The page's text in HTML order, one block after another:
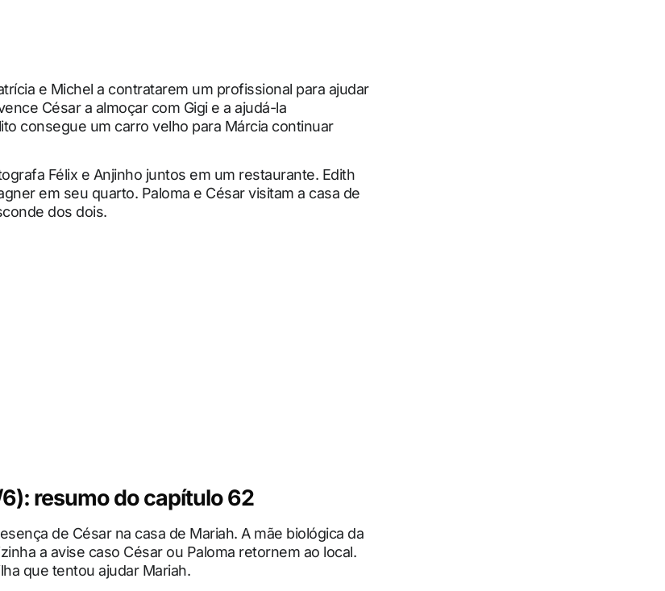
e Michel a contratarem um profissional para ajudar
César a almoçar com Gigi e a ajudá-la
consegue um carro velho para Márcia continuar
Félix e Anjinho juntos em um restaurante. Edith
em seu quarto. Paloma e César visitam a casa de
dos dois.
resumo do capítulo 62
de César na casa de Mariah. A mãe biológica da
a avise caso César ou Paloma retornem ao local.
que tentou ajudar Mariah.